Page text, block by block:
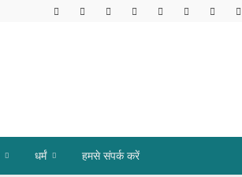
धर्मं हमसे संपर्क करें